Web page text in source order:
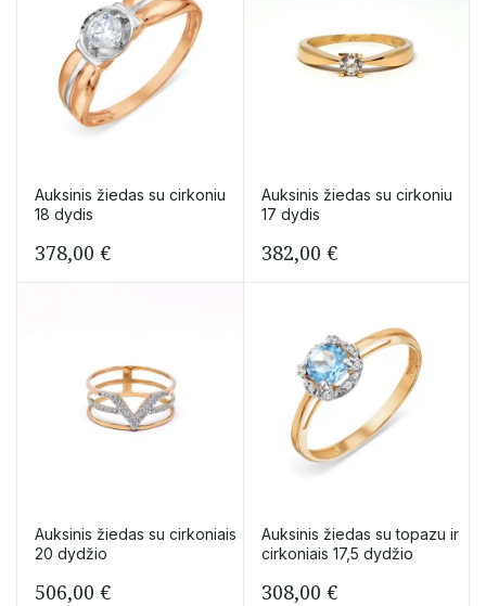
Auksinis žiedas su cirkoniu
18 dydis
378,00 €
Auksinis žiedas su cirkoniu
17 dydis
382,00 €
Auksinis žiedas su cirkoniais
20 dydžio
506,00 €
Auksinis žiedas su topazu ir
cirkoniais 17,5 dydžio
308,00 €